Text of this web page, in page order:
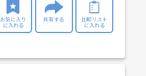
お気に入り
に入れる
共有する
比較リスト
に入れる